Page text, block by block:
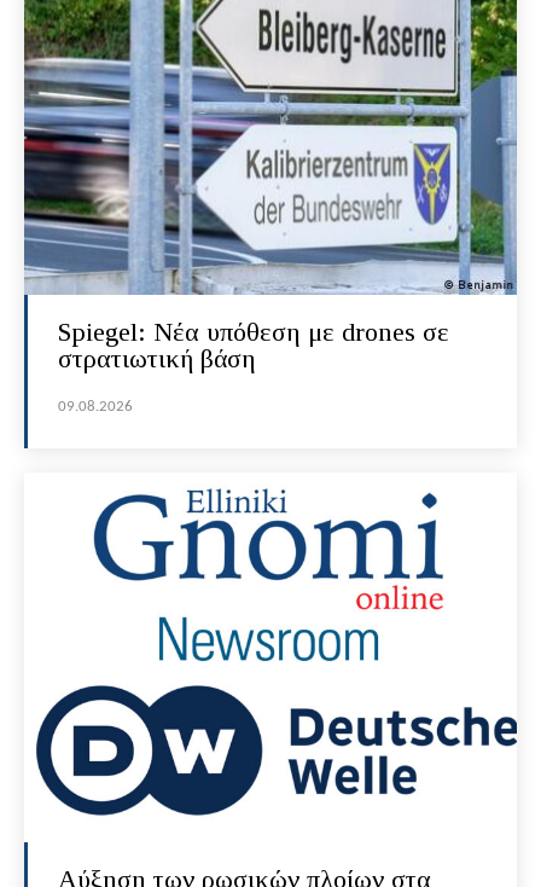
Spiegel: Νέα υπόθεση με drones σε
στρατιωτική βάση
09.08.2026
Αύξηση των ρωσικών πλοίων στα